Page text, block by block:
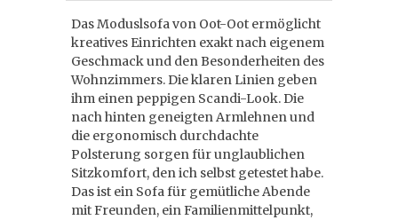
Das Moduslsofa von Oot-Oot ermöglicht
kreatives Einrichten exakt nach eigenem
Geschmack und den Besonderheiten des
Wohnzimmers. Die klaren Linien geben
ihm einen peppigen Scandi-Look. Die
nach hinten geneigten Armlehnen und
die ergonomisch durchdachte
Polsterung sorgen für unglaublichen
Sitzkomfort, den ich selbst getestet habe.
Das ist ein Sofa für gemütliche Abende
mit Freunden, ein Familienmittelpunkt,